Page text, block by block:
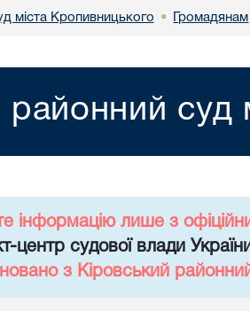
міста Кропивницького • Громадянам
суд
інформацію лише з
центр судової влади
з Кіровський